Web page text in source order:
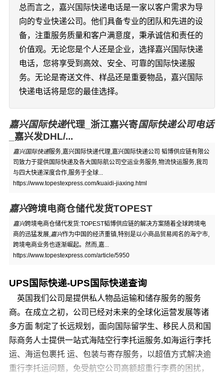
总而言之，嘉兴国际快递电话是一家以客户需求为导
向的专业快递公司。他们具备专业的团队和先进的设
备，注重服务质量和客户满意度，秉承诚信和责任的
价值观。无论您是个人还是企业，选择嘉兴国际快递
电话，您将享受到高效、安全、可靠的国际快递服
务。无论是寄送文件、样品还是重要物品，嘉兴国际
快递电话将是您的最佳选择。
嘉兴国际快递代理_浙江嘉兴寄国际快递公司电话
_嘉兴发DHL/...
嘉兴国际快递服务,嘉兴国际快递代理,嘉兴国际快递公司 韬博供应链有限公
司致力于提供国际快递及各大国际航公司空运业务服务,物流快运服务,我司
与四大快递深度合作,服务于全球...
https://www.topestexpress.com/kuaidi-jiaxing.html
嘉兴跨境电商仓储代发货TOPEST
嘉兴跨境电商仓储代发货:TOPEST韬博供应链的解决方案随着全球跨境电
商的迅猛发展,嘉兴作为中国的经济重镇,特别是以小商品贸易闻名的海宁市,
跨境电商业务也逐渐崛起。然而,嘉...
https://www.topestexpress.com/article/5950
UPS国际快递-UPS国际快递查询
英国我们公司是提供私人物品运输和储存服务的服务
商。在成立之初，公司已经对未来的全球化运营发展等诸
多方面 制定了长远规划，面向国际留学生、移民人员和国
际商务人士提供一站式海陆空行李托运服务,如海运行李托
运、海运包裹托 运、包装与寄存服务，以超值方式解决逾
重行李托运问题，免受航空公司高额超重行李费的困扰，